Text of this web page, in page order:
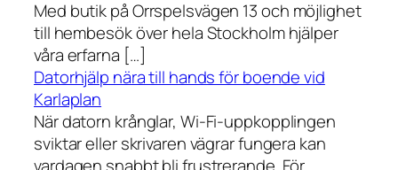
Med butik på Orrspelsvägen 13 och möjlighet
till hembesök över hela Stockholm hjälper
våra erfarna […]
Datorhjälp nära till hands för boende vid
Karlaplan
När datorn krånglar, Wi-Fi-uppkopplingen
sviktar eller skrivaren vägrar fungera kan